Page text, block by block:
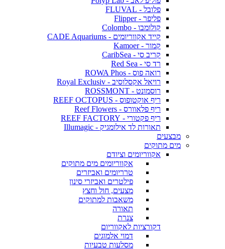
פלובל - FLUVAL
פליפר - Flipper
קולומבו - Colombo
קייד אקווריומים - CADE Aquariums
קמור - Kamoer
קריב סי - CaribSea
רד סי - Red Sea
רואה פוס - ROWA Phos
רויאל אקסלוסיב - Royal Exclusiv
רוסמונט - ROSSMONT
ריף אוקטופוס - REEF OCTOPUS
ריף פלאוורס - Reef Flowers
ריף פקטורי - REEF FACTORY
תאורות לד אילומגיק - Illumagic
מבצעים
מים מתוקים
אקווריומים וציודם
אקווריומים מים מתוקים
טרריומים ואביזרים
פילטרים ואביזרי סינון
מצעים, חול וחצץ
משאבות למתוקים
תאורה
צנרת
דקורציות לאקווריום
דמוי אלמוגים
מסלעות טבעיות